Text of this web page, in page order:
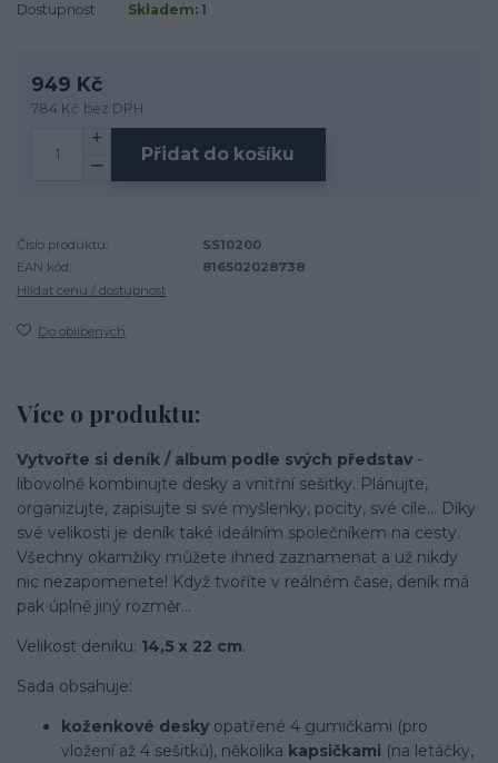
Dostupnost Skladem: 1
949 Kč
784 Kč bez DPH
Přidat do košíku
Číslo produktu:
SS10200
EAN kód:
816502028738
Hlídat cenu / dostupnost
Do oblíbených
Více o produktu:
Vytvořte si deník / album podle svých představ -
libovolně kombinujte desky a vnitřní sešitky. Plánujte,
organizujte, zapisujte si své myšlenky, pocity, své cíle... Díky
své velikosti je deník také ideálním společníkem na cesty.
Všechny okamžiky můžete ihned zaznamenat a už nikdy
nic nezapomenete! Když tvoříte v reálném čase, deník má
pak úplně jiný rozměr...
Velikost deníku: 14,5 x 22 cm.
Sada obsahuje:
koženkové desky opatřené 4 gumičkami (pro
vložení až 4 sešitků), několika kapsičkami (na letáčky,